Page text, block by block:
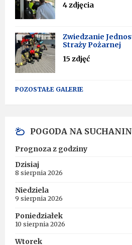
4 zdjęcia
Zwiedzanie
Straży Pożarnej
15 zdjęć
POZOSTAŁE GALERIE
POGODA NA
Prognoza z godziny
Dzisiaj
8 sierpnia 2026
Niedziela
9 sierpnia 2026
Poniedziałek
10 sierpnia 2026
Wtorek